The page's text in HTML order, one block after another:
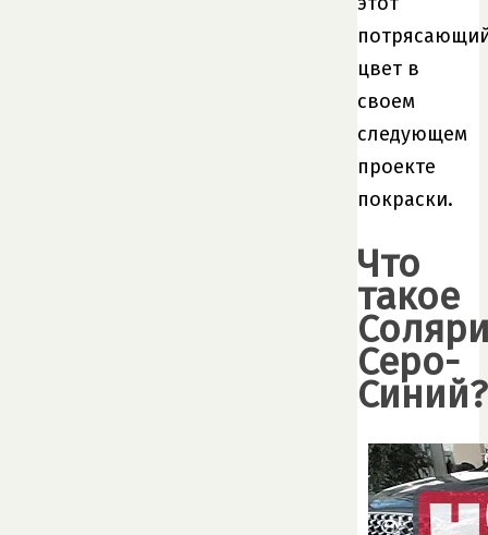
цвет в
своем
следующем
проекте
покраски.
Что
такое
Серо-
Синий?